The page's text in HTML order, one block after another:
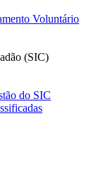
Voluntário
(SIC)
do SIC